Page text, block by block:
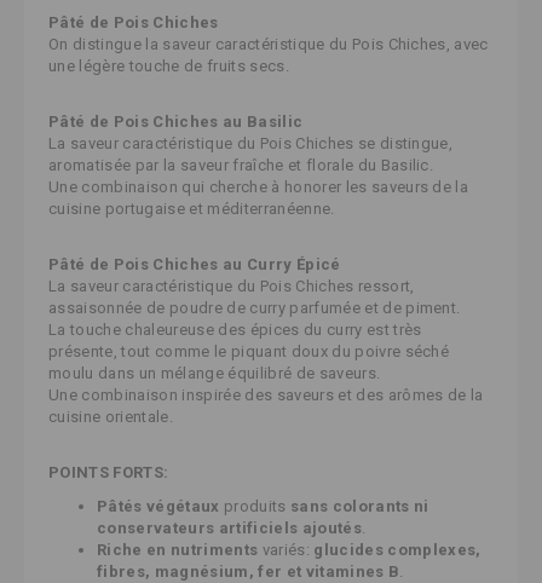
Pâté de Pois Chiches
On distingue la saveur caractéristique du Pois Chiches, avec
une légère touche de fruits secs.
Pâté de Pois Chiches au Basilic
La saveur caractéristique du Pois Chiches se distingue,
aromatisée par la saveur fraîche et florale du Basilic.
Une combinaison qui cherche à honorer les saveurs de la
cuisine portugaise et méditerranéenne.
Pâté de Pois Chiches au Curry Épicé
La saveur caractéristique du Pois Chiches ressort,
assaisonnée de poudre de curry parfumée et de piment.
La touche chaleureuse des épices du curry est très
présente, tout comme le piquant doux du poivre séché
moulu dans un mélange équilibré de saveurs.
Une combinaison inspirée des saveurs et des arômes de la
cuisine orientale.
POINTS FORTS:
Pâtés végétaux produits sans colorants ni
conservateurs artificiels ajoutés.
Riche en nutriments variés: glucides complexes,
fibres, magnésium, fer et vitamines B.